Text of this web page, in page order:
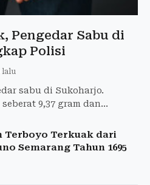
Pengedar Sabu di
Polisi
lalu
sabu di Sukoharjo.
9,37 gram dan
Terboyo Terkuak dari
Semarang Tahun 1695